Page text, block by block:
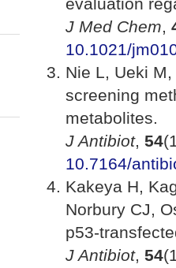
J Med Chem,
10.1021/
Nie L, Ueki
screening
metabolites.
J Antibiot,54
10.7164/
Kakeya H,
Norbury CJ,
p53-
J Antibiot,54